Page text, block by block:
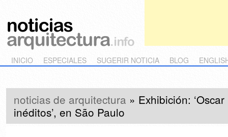
Main menu
Skip to primary content
Skip to secondary content
INICIO ESPECIALES SUGERIR NOTICIA BLOG
noticias de arquitectura » Exhibición:
inéditos’, en São Paulo